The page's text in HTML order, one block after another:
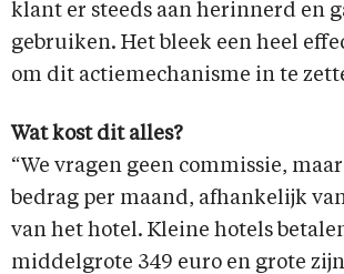
klant er steeds aan herinnerd en
gebruiken. Het bleek een heel
om dit actiemechanisme in te
Wat kost dit alles?
“We vragen geen commissie,
bedrag per maand, afhankelijk
van het hotel. Kleine hotels
middelgrote 349 euro en grote